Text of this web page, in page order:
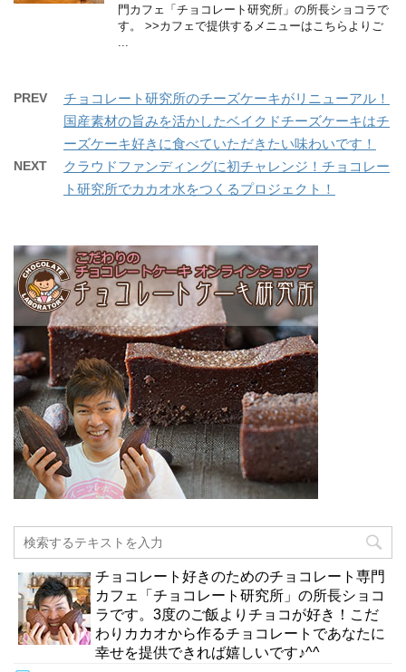
門カフェ「チョコレート研究所」の所長ショコラで
す。 >>カフェで提供するメニューはこちらよりご
...
PREV
チョコレート研究所のチーズケーキがリニューアル！
国産素材の旨みを活かしたベイクドチーズケーキはチ
ーズケーキ好きに食べていただきたい味わいです！
NEXT
クラウドファンディングに初チャレンジ！チョコレー
ト研究所でカカオ水をつくるプロジェクト！
チョコレート好きのためのチョコレート専門
カフェ「チョコレート研究所」の所長ショコ
ラです。3度のご飯よりチョコが好き！こだ
わりカカオから作るチョコレートであなたに
幸せを提供できれば嬉しいです♪^^